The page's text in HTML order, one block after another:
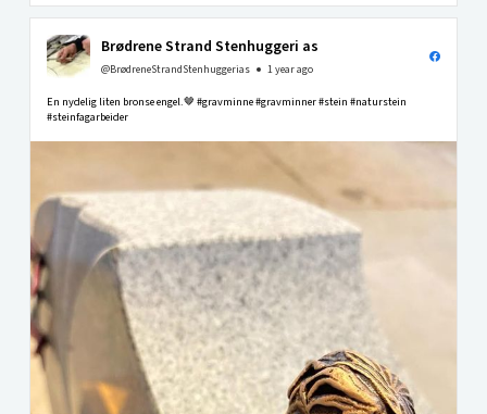
Brødrene Strand Stenhuggeri as
@BrødreneStrandStenhuggerias 1 year ago
En nydelig liten bronse engel.🤎 #gravminne #gravminner #stein #naturstein
#steinfagarbeider